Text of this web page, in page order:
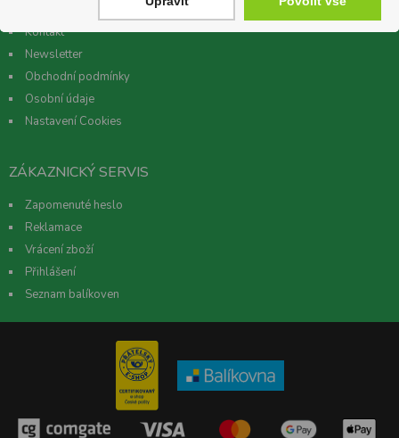
Kontakt
Newsletter
Obchodní podmínky
Osobní údaje
Nastavení Cookies
ZÁKAZNICKÝ SERVIS
Zapomenuté heslo
Reklamace
Vrácení zboží
Přihlášení
Seznam balíkoven